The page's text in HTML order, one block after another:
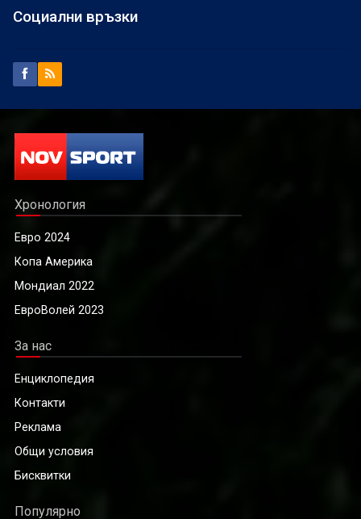
Социални връзки
Хронология
Евро 2024
Копа Америка
Мондиал 2022
ЕвроВолей 2023
За нас
Енциклопедия
Контакти
Реклама
Общи условия
Бисквитки
Популярно